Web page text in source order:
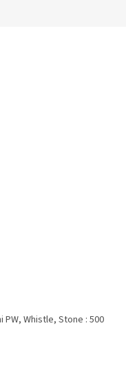
Whistle, Stone : 500